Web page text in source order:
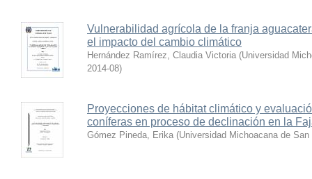
Vulnerabilidad agrícola de la franja
el impacto del cambio climático
Hernández Ramírez, Claudia Victoria (Universidad
2014-08)
Proyecciones de hábitat climático y
coníferas en proceso de declinación en la
Gómez Pineda, Erika (Universidad Michoacana de